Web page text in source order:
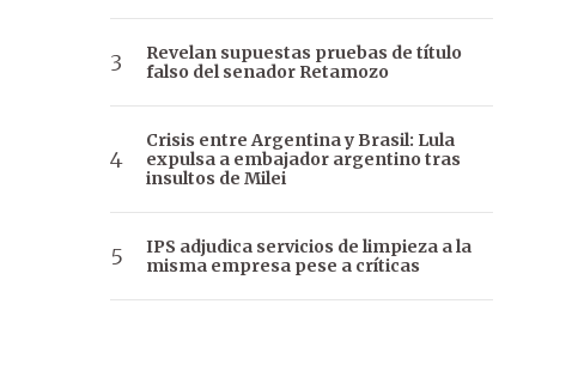
Revelan supuestas pruebas de título
falso del senador Retamozo
Crisis entre Argentina y Brasil: Lula
expulsa a embajador argentino tras
insultos de Milei
IPS adjudica servicios de limpieza a la
misma empresa pese a críticas